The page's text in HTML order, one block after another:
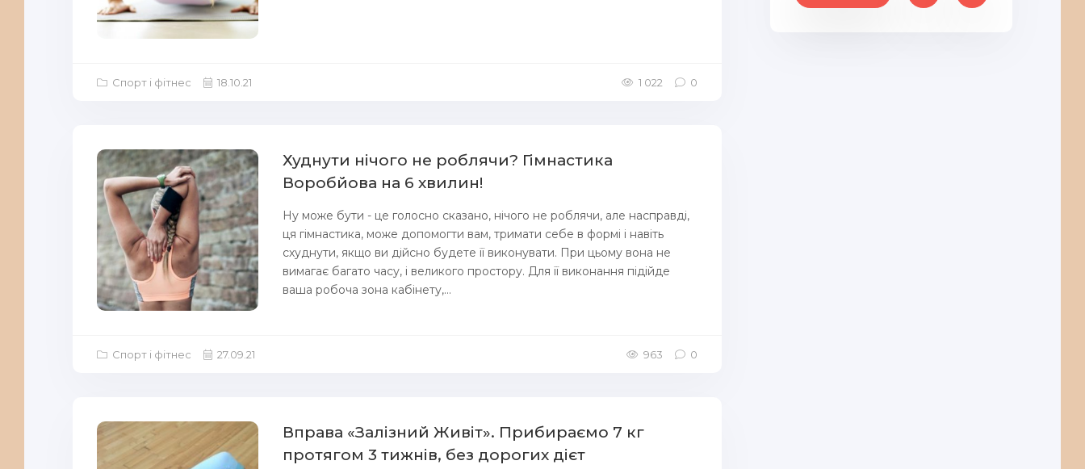
Спорт і фітнес 18.10.21 1 022 0
Худнути нічого не роблячи? Гімнастика
Воробйова на 6 хвилин!
Ну може бути - це голосно сказано, нічого не роблячи, але насправді,
ця гімнастика, може допомогти вам, тримати себе в формі і навіть
схуднути, якщо ви дійсно будете її виконувати. При цьому вона не
вимагає багато часу, і великого простору. Для її виконання підійде
ваша робоча зона кабінету,...
Спорт і фітнес 27.09.21 963 0
Вправа «Залізний Живіт». Прибираємо 7 кг
протягом 3 тижнів, без дорогих дієт